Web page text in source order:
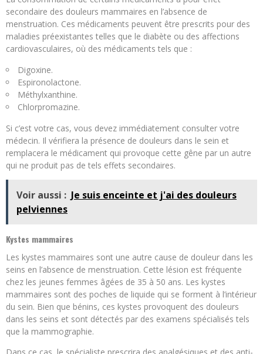
secondaire des douleurs mammaires en l’absence de
menstruation. Ces médicaments peuvent être prescrits pour des
maladies préexistantes telles que le diabète ou des affections
cardiovasculaires, où des médicaments tels que :
Digoxine.
Espironolactone.
Méthylxanthine.
Chlorpromazine.
Si c’est votre cas, vous devez immédiatement consulter votre
médecin. Il vérifiera la présence de douleurs dans le sein et
remplacera le médicament qui provoque cette gêne par un autre
qui ne produit pas de tels effets secondaires.
Voir aussi : Je suis enceinte et j'ai des douleurs
pelviennes
Kystes mammaires
Les kystes mammaires sont une autre cause de douleur dans les
seins en l’absence de menstruation. Cette lésion est fréquente
chez les jeunes femmes âgées de 35 à 50 ans. Les kystes
mammaires sont des poches de liquide qui se forment à l’intérieur
du sein. Bien que bénins, ces kystes provoquent des douleurs
dans les seins et sont détectés par des examens spécialisés tels
que la mammographie.